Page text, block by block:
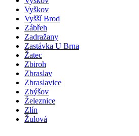
Vyškov
Vyšší Brod
Zábřeh
Zadražany
Zastávka U Brna
Žatec
Zbiroh
Zbraslav
Zbraslavice
Zbýšov
Železnice
Zlín
Žulová